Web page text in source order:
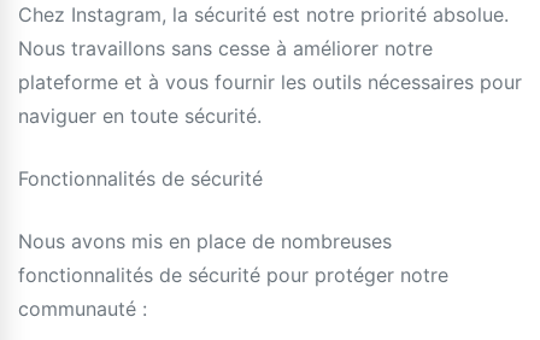
Chez Instagram, la sécurité est notre priorité absolue.
Nous travaillons sans cesse à améliorer notre
plateforme et à vous fournir les outils nécessaires pour
naviguer en toute sécurité.
Fonctionnalités de sécurité
Nous avons mis en place de nombreuses
fonctionnalités de sécurité pour protéger notre
communauté :